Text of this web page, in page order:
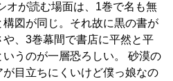
オが読む場面は、1巻で名も無
構図が同じ。それ故に黒の書が
、3巻幕間で書店に平然と平
うのが一層恐ろしい。 砂漠の
が目立ちにくいけど僕っ娘なの